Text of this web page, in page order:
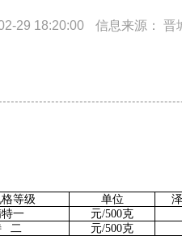
29 18:20:00 信息来源： 晋
等级 单位
一
元/500克
二
元/500克